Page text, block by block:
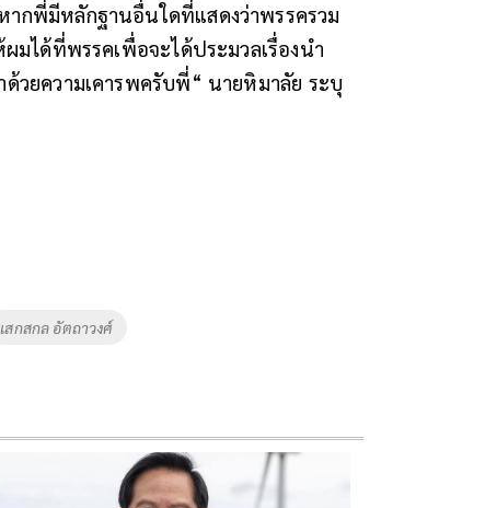
กพี่มีหลักฐานอื่นใดที่แสดงว่าพรรครวม
มได้ที่พรรคเพื่อจะได้ประมวลเรื่องนำ
วยความเคารพครับพี่“ นายหิมาลัย ระบุ
เสกสกล อัตถาวงศ์